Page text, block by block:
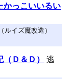
かっこいいるい
イズ魔改造）
Ｄ＆Ｄ）
逃